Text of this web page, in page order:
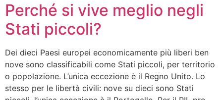
Perché si vive meglio negli
Stati piccoli?
Dei dieci Paesi europei economicamente più liberi ben
nove sono classificabili come Stati piccoli, per territorio
o popolazione. L’unica eccezione è il Regno Unito. Lo
stesso per le libertà civili: nove su dieci sono Stati